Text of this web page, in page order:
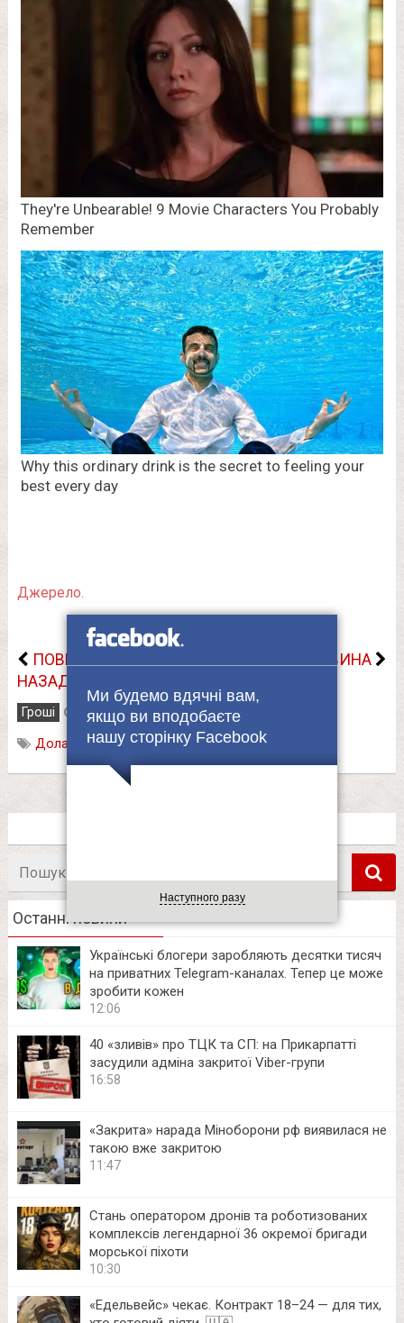
Джерело.
ПОВЕРНУТИСЬ
НАЗАД
НАСТУПНА НОВИНА
Гроші 21.12.2023
Долар Курс валют,прогноз
Останні новини
Українські блогери заробляють десятки тисяч
на приватних Telegram-каналах. Тепер це може
зробити кожен
12:06
40 «зливів» про ТЦК та СП: на Прикарпатті
засудили адміна закритої Viber-групи
16:58
«Закрита» нарада Міноборони рф виявилася не
такою вже закритою
11:47
Стань оператором дронів та роботизованих
комплексів легендарної 36 окремої бригади
морської піхоти
10:30
«Едельвейс» чекає. Контракт 18–24 — для тих,
Ми будемо вдячні вам,
якщо ви вподобаєте
нашу сторінку Facebook
Наступного разу